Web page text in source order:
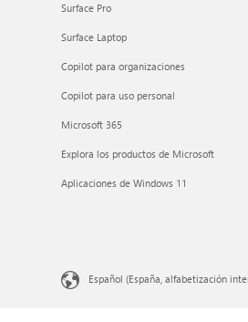
Surface Pro
Surface Laptop
Copilot para organizaciones
Copilot para uso personal
Microsoft 365
Explora los productos de Microsoft
Aplicaciones de Windows 11
Español (España, alfabetización